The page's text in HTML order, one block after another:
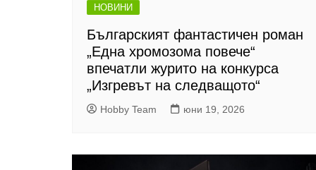
НОВИНИ
Българският фантастичен роман
„Една хромозома повече“
впечатли журито на конкурса
„Изгревът на следващото“
Hobby Team юни 19, 2026